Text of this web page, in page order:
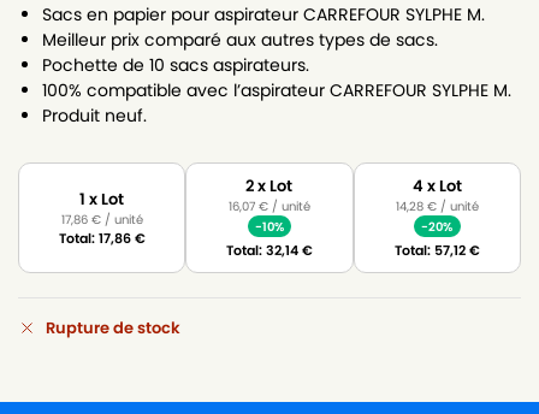
Sacs en papier pour aspirateur CARREFOUR SYLPHE M.
Meilleur prix comparé aux autres types de sacs.
Pochette de 10 sacs aspirateurs.
100% compatible avec l’aspirateur CARREFOUR SYLPHE M.
Produit neuf.
1 x Lot
17,86 €/ unité
Total:17,86€
2 x Lot
16,07 €/ unité
-10%
Total:32,14€
4 x Lot
14,28 €/ unité
-20%
Total: 57,12€
Rupture de stock